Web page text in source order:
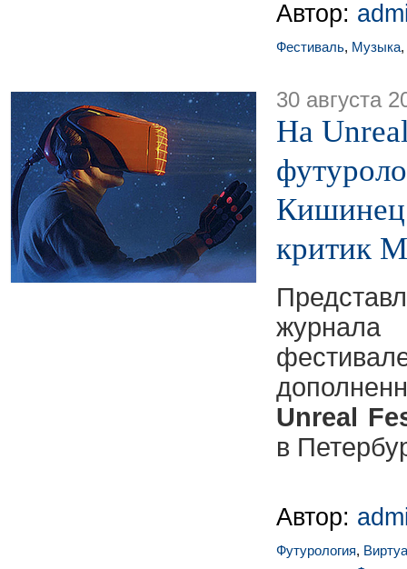
Автор:
Фестиваль, Музыка,
30 августа
На
Кишинец
критик
Unreal
в
Автор:
Футурология,